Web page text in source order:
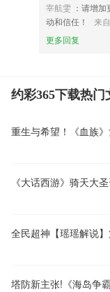
宰航雯 ：请增
动和信任！
来自
更多回复
约彩365下载热门
全民超神【瑶瑶解说
塔防新主张!《海岛争